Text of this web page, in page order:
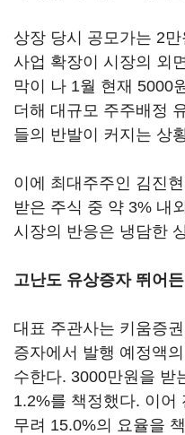
상장 당시 공모가는 2
사업 확장이 시장의 외
막이 나 1월 현재 5000
더해 대규모 주주배정
들의 반발이 커지는 상
이에 최대주주인 김진
받은 주식 중 약 3% 내
시장의 반응은 냉담한
고난도 유상증자 뛰어
대표 주관사는 키움증
증자에서 발행 예정액
수한다. 3000만원을 받
1.2%를 책정했다. 이어
무려 15.0%의 요율을